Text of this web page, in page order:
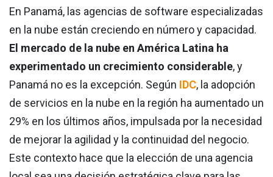
En Panamá, las agencias de software especializadas
en la nube están creciendo en número y capacidad.
El mercado de la nube en América Latina ha
experimentado un crecimiento considerable, y
Panamá no es la excepción. Según IDC, la adopción
de servicios en la nube en la región ha aumentado un
29% en los últimos años, impulsada por la necesidad
de mejorar la agilidad y la continuidad del negocio.
Este contexto hace que la elección de una agencia